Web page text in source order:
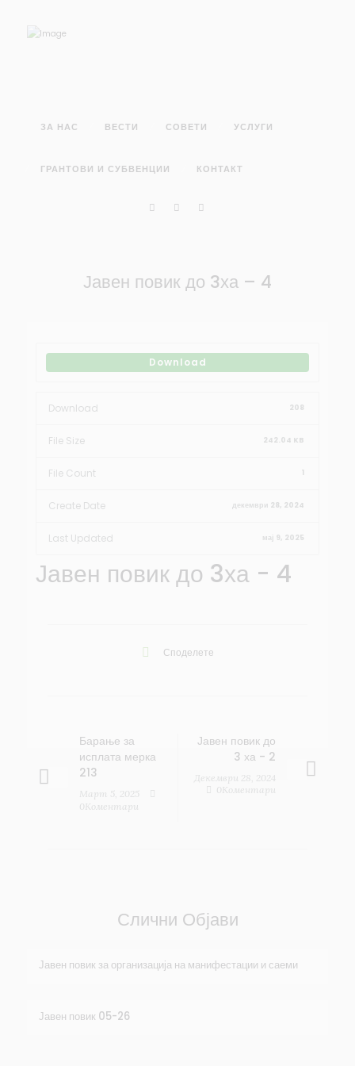
ЗА НАС ВЕСТИ СОВЕТИ УСЛУГИ
ГРАНТОВИ И СУБВЕНЦИИ КОНТАКТ
Јавен повик до 3ха – 4
Download
Download 208
File Size 242.04 KB
File Count 1
Create Date декември 28, 2024
Last Updated мај 9, 2025
Јавен повик до 3ха - 4
Споделете
Барање за
исплата мерка
213
Март 5, 2025
0Коментари
Јавен повик до
3 ха - 2
Декември 28, 2024
0Коментари
Слични Објави
Јавен повик за организација на манифестации и саеми
Јавен повик 05-26